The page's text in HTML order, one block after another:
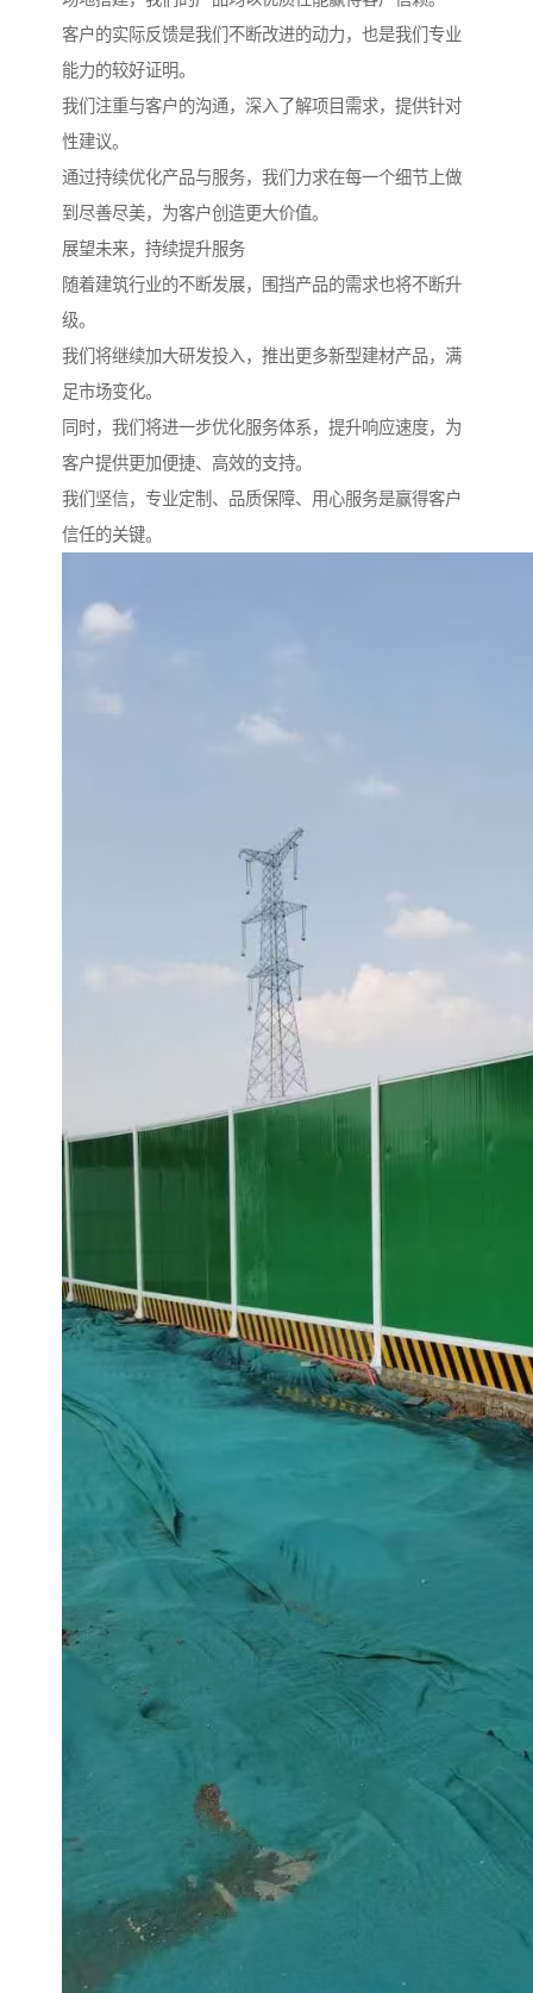
客户的实际反馈是我们不断改进的动力，也是我们专业
能力的较好证明。
我们注重与客户的沟通，深入了解项目需求，提供针对
性建议。
通过持续优化产品与服务，我们力求在每一个细节上做
到尽善尽美，为客户创造更大价值。
展望未来，持续提升服务
随着建筑行业的不断发展，围挡产品的需求也将不断升
级。
我们将继续加大研发投入，推出更多新型建材产品，满
足市场变化。
同时，我们将进一步优化服务体系，提升响应速度，为
客户提供更加便捷、高效的支持。
我们坚信，专业定制、品质保障、用心服务是赢得客户
信任的关键。